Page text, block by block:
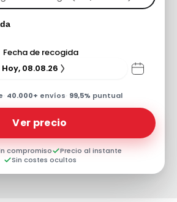
Fecha de recogida
Hoy, 08.08.26
· 40.000+ envíos· 99,5% puntual
Ver precio
compromiso
Precio al instante
Sin costes ocultos